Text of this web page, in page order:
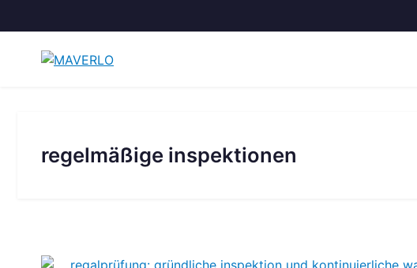
Inhalt
springen
regelmäßige inspektionen